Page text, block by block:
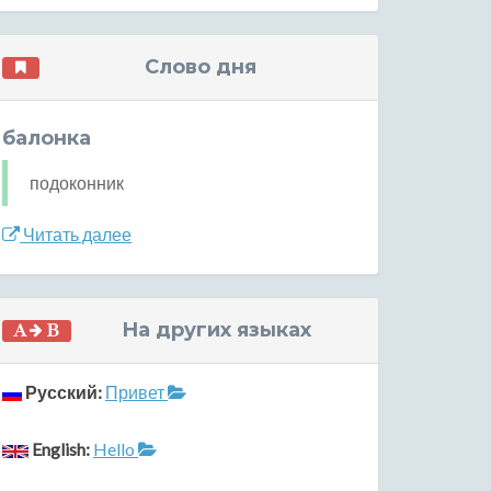
Слово дня
балонка
подоконник
Читать далее
На других языках
Русский: Привет
English: Hello